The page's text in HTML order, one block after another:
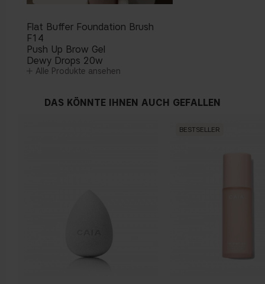
Flat Buffer Foundation Brush
F14
Push Up Brow Gel
Dewy Drops 20w
Alle Produkte ansehen
DAS KÖNNTE IHNEN AUCH GEFALLEN
BESTSELLER